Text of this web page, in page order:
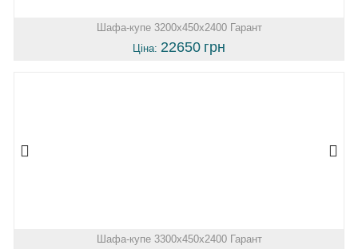
Шафа-купе 3200х450х2400 Гарант
Ціна: 22650 грн
Шафа-купе 3300х450х2400 Гарант